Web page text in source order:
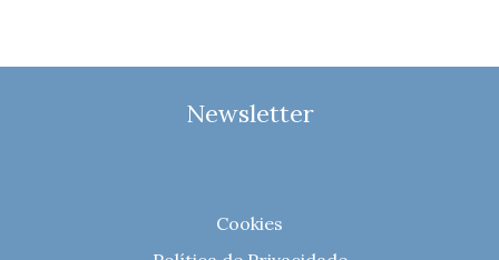
Newsletter
Cookies